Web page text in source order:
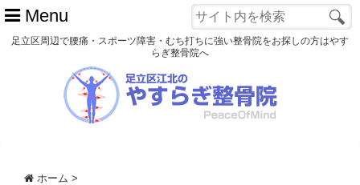
Menu
足立区周辺で腰痛・スポーツ障害・むち打ちに強い整骨院をお探しの方はやす
らぎ整骨院へ
ホーム >